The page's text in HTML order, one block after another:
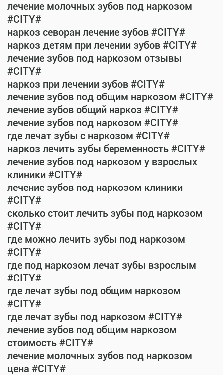
лечение молочных зубов под наркозом
#CITY#
наркоз севоран лечение зубов #CITY#
наркоз детям при лечении зубов #CITY#
лечение зубов под наркозом отзывы
#CITY#
наркоз при лечении зубов #CITY#
лечение зубов под общим наркозом #CITY#
лечение зубов общий наркоз #CITY#
лечение зубов под наркозом #CITY#
где лечат зубы с наркозом #CITY#
наркоз лечить зубы беременность #CITY#
лечение зубов под наркозом у взрослых
клиники #CITY#
лечение зубов под наркозом клиники
#CITY#
сколько стоит лечить зубы под наркозом
#CITY#
где можно лечить зубы под наркозом
#CITY#
где под наркозом лечат зубы взрослым
#CITY#
где лечат зубы под общим наркозом
#CITY#
где лечат зубы под наркозом #CITY#
лечение зубов под общим наркозом
стоимость #CITY#
лечение молочных зубов под наркозом
цена #CITY#